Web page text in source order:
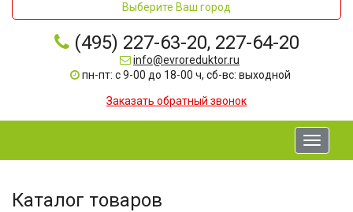
Выберите Ваш город
(495) 227-63-20, 227-64-20
info@evroreduktor.ru
пн-пт: с 9-00 до 18-00 ч, сб-вс: выходной
Заказать обратный звонок
Toggle
Каталог товаров